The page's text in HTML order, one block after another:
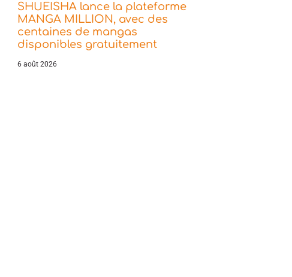
SHUEISHA lance la plateforme
MANGA MILLION, avec des
centaines de mangas
disponibles gratuitement
6 août 2026